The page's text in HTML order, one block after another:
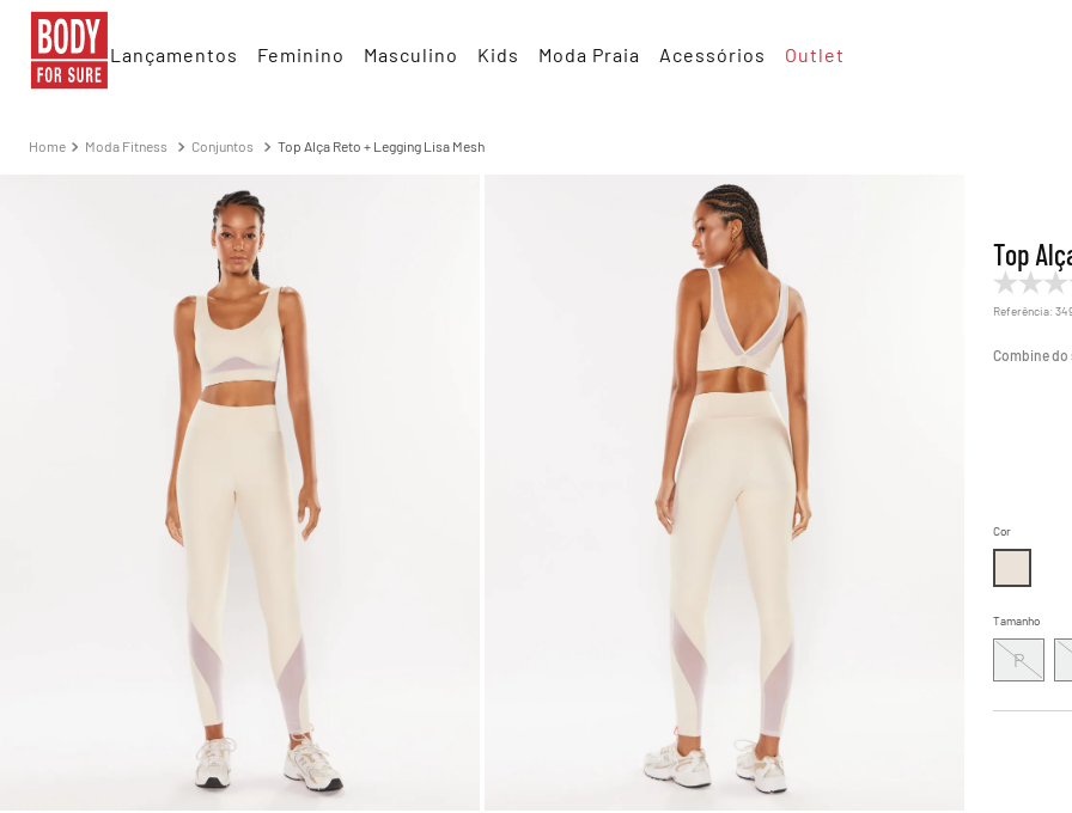
Lançamentos Feminino Masculino Kids Moda Praia Acessórios Outlet
Moda Fitness Conjuntos Top Alça Reto + Legging Lisa Mesh
Top
Referência:
Tamanho
P
Cor